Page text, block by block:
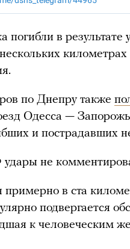
погибли в результате
по Днепру также
Одесса —
и пострадавших
не
примерно в ста
подвергается
к человеческим